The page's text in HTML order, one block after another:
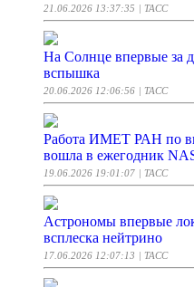
21.06.2026 13:37:35 | ТАСС
На Солнце впервые за
вспышка
20.06.2026 12:06:56 | ТАСС
Работа ИМЕТ РАН по
вошла в ежегодник
19.06.2026 19:01:07 | ТАСС
Астрономы впервые
всплеска нейтрино
17.06.2026 12:07:13 | ТАСС